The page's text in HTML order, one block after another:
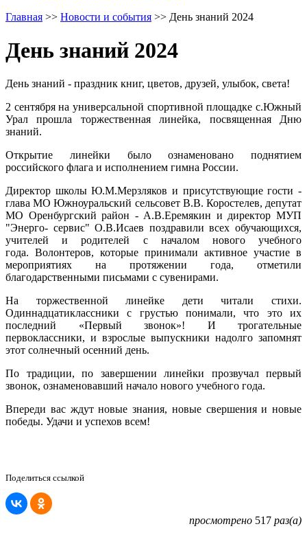
Главная >> Новости и события >> День знаний 2024
День знаний 2024
День знаний - праздник книг, цветов, друзей, улыбок, света!
2 сентября на универсальной спортивной площадке с.Южный
Урал прошла торжественная линейка, посвященная Дню
знаний.
Открытие линейки было ознаменовано поднятием
российского флага и исполнением гимна России.
Директор школы Ю.М.Мерзляков и присутствующие гости -
глава МО Южноуральский сельсовет В.В. Коростелев, депутат
МО Оренбургский район - А.В.Еремякин и директор МУП
"Энерго- сервис" О.В.Исаев поздравили всех обучающихся,
учителей и родителей с началом нового учебного
года. Волонтеров, которые принимали активное участие в
мероприятиях на протяжении года, отметили
благодарственными письмами с сувенирами.
На торжественной линейке дети читали стихи.
Одиннадцатиклассники с грустью понимали, что это их
последний «Первый звонок»! И трогательные
первоклассники, и взрослые выпускники надолго запомнят
этот солнечный осенний день.
По традиции, по завершении линейки прозвучал первый
звонок, ознаменовавший начало нового учебного года.
Впереди вас ждут новые знания, новые свершения и новые
победы. Удачи и успехов всем!
Поделиться ссылкой
просмотрено 517 раз(а)